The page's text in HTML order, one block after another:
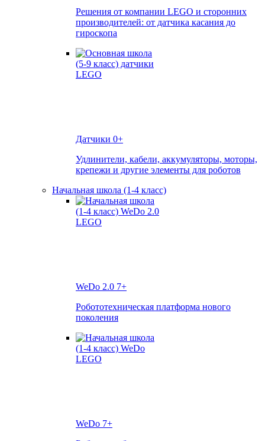
Решения от компании LEGO и сторонних
производителей: от датчика касания до
гироскопа
Датчики 0+
Удлинители, кабели, аккумуляторы, моторы,
крепежи и другие элементы для роботов
Начальная школа (1-4 класс)
WeDo 2.0 7+
Робототехническая платформа нового
поколения
WeDo 7+